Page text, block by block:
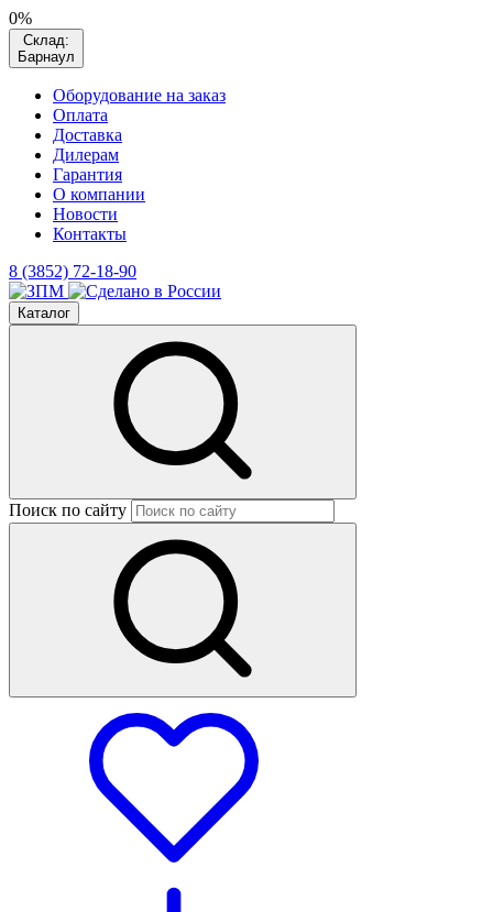
0%
Склад:
Барнаул
Оборудование на заказ
Оплата
Доставка
Дилерам
Гарантия
О компании
Новости
Контакты
8 (3852) 72-18-90
Каталог
Поиск по сайту